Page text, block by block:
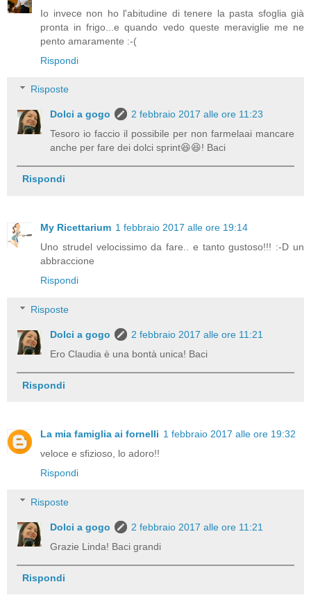
Io invece non ho l'abitudine di tenere la pasta sfoglia già
pronta in frigo...e quando vedo queste meraviglie me ne
pento amaramente :-(
Rispondi
Risposte
Dolci a gogo
2 febbraio 2017 alle ore 11:23
Tesoro io faccio il possibile per non farmelaai mancare
anche per fare dei dolci sprint😆😆! Baci
Rispondi
My Ricettarium 1 febbraio 2017 alle ore 19:14
Uno strudel velocissimo da fare.. e tanto gustoso!!! :-D un
abbraccione
Rispondi
Risposte
Dolci a gogo
2 febbraio 2017 alle ore 11:21
Ero Claudia è una bontà unica! Baci
Rispondi
La mia famiglia ai fornelli 1 febbraio 2017 alle ore 19:32
veloce e sfizioso, lo adoro!!
Rispondi
Risposte
Dolci a gogo
2 febbraio 2017 alle ore 11:21
Grazie Linda! Baci grandi
Rispondi